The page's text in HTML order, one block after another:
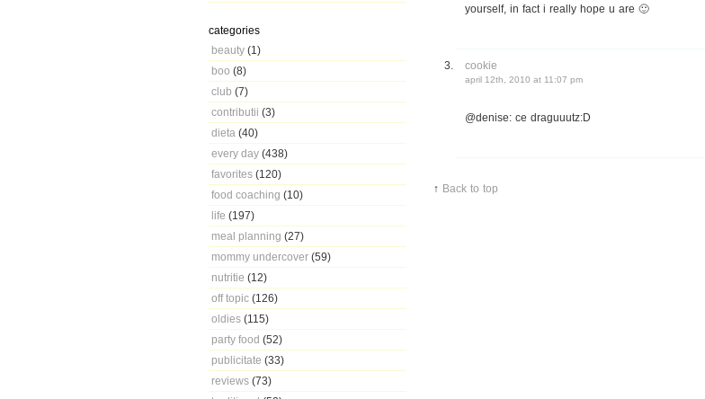
categories
beauty (1)
boo (8)
club (7)
contributii (3)
dieta (40)
every day (438)
favorites (120)
food coaching (10)
life (197)
meal planning (27)
mommy undercover (59)
nutritie (12)
off topic (126)
oldies (115)
party food (52)
publicitate (33)
reviews (73)
yourself, in fact i really hope u are 🙂
cookie
april 12th, 2010 at 11:07 pm
@denise: ce draguuutz:D
↑ Back to top